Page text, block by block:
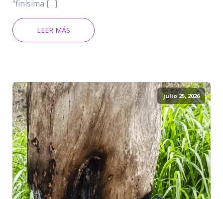
“finísima […]
LEER MÁS
julio 25, 2026